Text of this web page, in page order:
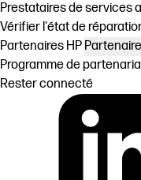
Prestataires de services
Vérifier l'état de
Partenaires HP
Programme de
Rester connecté